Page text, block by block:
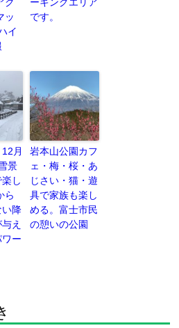
ッ
イ
です。
月
景
し
ら
い降
え
ー
岩本山公園カフ
ェ・梅・桜・あ
じさい・猫・遊
具で家族も楽し
める。富士市民
の憩いの公園